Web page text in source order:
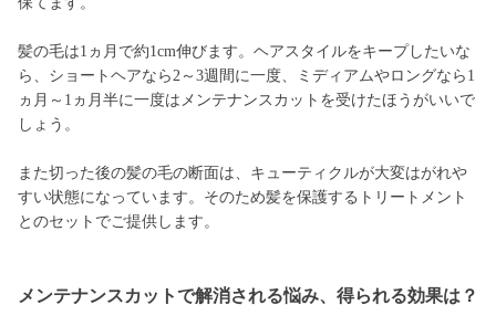
髪の毛は1ヵ月で約1cm伸びます。ヘアスタイルをキープしたいな
ら、ショートヘアなら2～3週間に一度、ミディアムやロングなら1
ヵ月～1ヵ月半に一度はメンテナンスカットを受けたほうがいいで
しょう。
また切った後の髪の毛の断面は、キューティクルが大変はがれや
すい状態になっています。そのため髪を保護するトリートメント
とのセットでご提供します。
メンテナンスカットで解消される悩み、得られる効果は？